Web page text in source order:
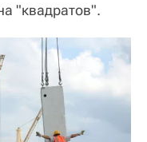
"квадратов".